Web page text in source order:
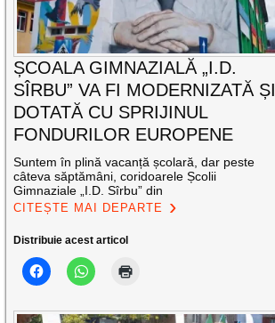
ȘCOALA GIMNAZIALĂ „I.D.
SÎRBU” VA FI MODERNIZATĂ ȘI
DOTATĂ CU SPRIJINUL
FONDURILOR EUROPENE
Suntem în plină vacanță școlară, dar peste
câteva săptămâni, coridoarele Școlii
Gimnaziale „I.D. Sîrbu” din
CITEȘTE MAI DEPARTE
Distribuie acest articol